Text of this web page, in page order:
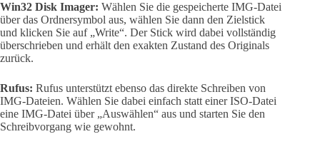
Win32 Disk Imager: Wählen Sie die gespeicherte IMG-Datei
über das Ordnersymbol aus, wählen Sie dann den Zielstick
und klicken Sie auf „Write“. Der Stick wird dabei vollständig
überschrieben und erhält den exakten Zustand des Originals
zurück.
Rufus: Rufus unterstützt ebenso das direkte Schreiben von
IMG-Dateien. Wählen Sie dabei einfach statt einer ISO-Datei
eine IMG-Datei über „Auswählen“ aus und starten Sie den
Schreibvorgang wie gewohnt.